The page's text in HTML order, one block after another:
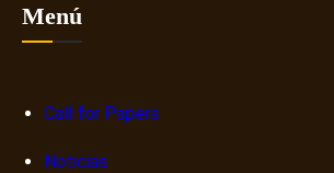
Menú
Call for Papers
Noticias